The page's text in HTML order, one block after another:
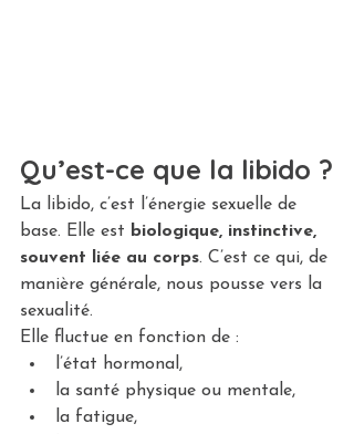
Qu’est-ce que la libido ?
La libido, c’est l’énergie sexuelle de
base. Elle est biologique, instinctive,
souvent liée au corps. C’est ce qui, de
manière générale, nous pousse vers la
sexualité.
Elle fluctue en fonction de :
l’état hormonal,
la santé physique ou mentale,
la fatigue,